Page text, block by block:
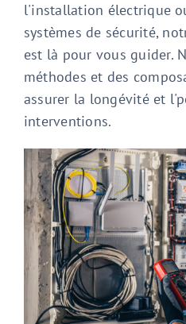
l'installation électrique
systèmes de sécurité,
est là pour vous guider.
méthodes et des
assurer la longévité et
interventions.